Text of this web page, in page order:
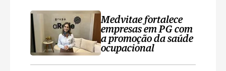
Medvitae fortalece
empresas em PG com
a promoção da saúde
ocupacional